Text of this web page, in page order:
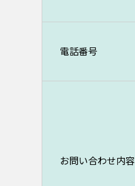
電話番号
お問い合わせ内容